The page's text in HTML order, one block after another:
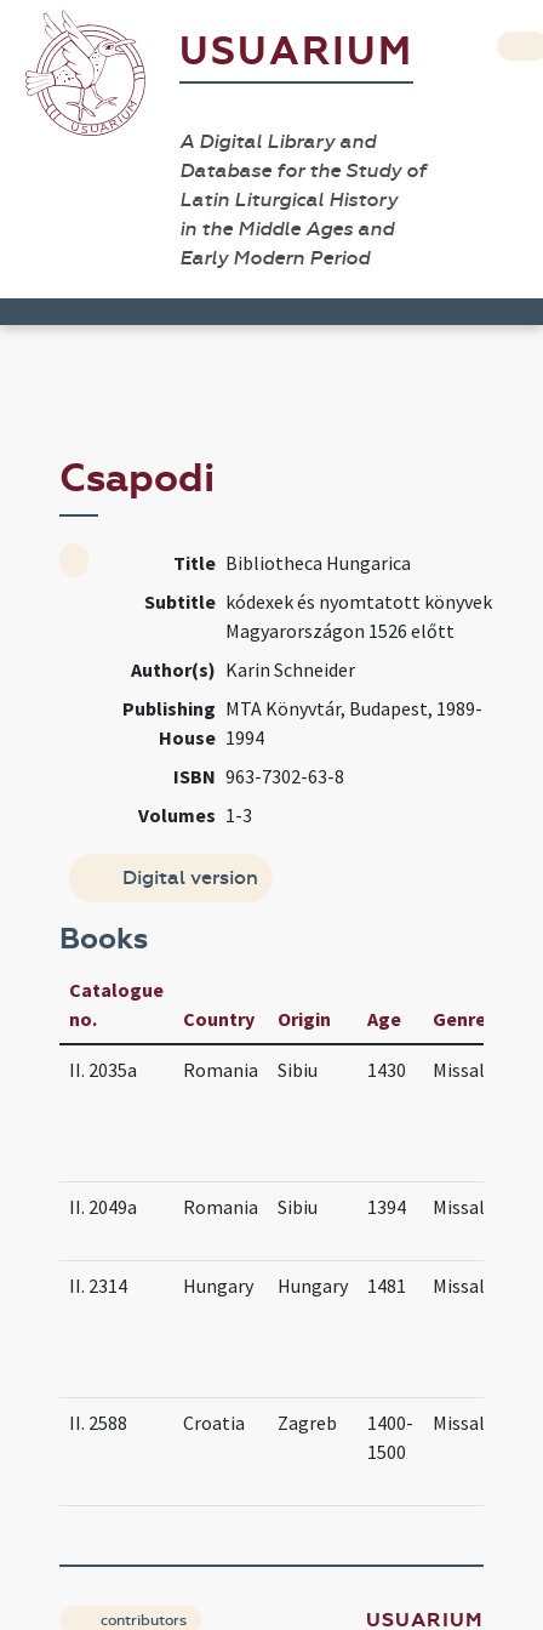
USUARIUM
A Digital Library and
Database for the Study of
Latin Liturgical History
in the Middle Ages and
Early Modern Period
Csapodi
Title Bibliotheca Hungarica
Subtitle kódexek és nyomtatott könyvek
Magyarországon 1526 előtt
Author(s) Karin Schneider
Publishing
House
MTA Könyvtár, Budapest, 1989-
1994
ISBN 963-7302-63-8
Volumes 1-3
Digital version
Books
Catalogue
no.
Country Origin Age Genre(s)
II. 2035a Romania Sibiu 1430 Missal
II. 2049a Romania Sibiu 1394 Missal
II. 2314 Hungary Hungary 1481 Missal
II. 2588 Croatia Zagreb
1400-
1500
Missal
contributors USUARIUM